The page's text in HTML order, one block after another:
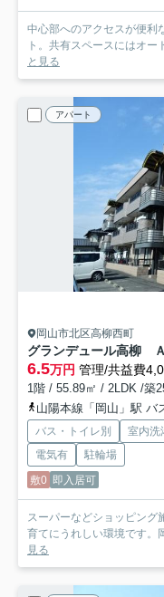
中心部へのアクセスが便利
ト。共有スペースにはオ
と見る
アパート
岡山市北区高柳西町
グランデュール高柳 Ａ
6.5万円 管理/共益費
1階 / 55.89㎡ / 2LDK /築
山陽本線「岡山」駅 バ
バス・トイレ別 室内洗
電気有
駐輪場
敷0 即入居可
スーパーなどショッピング
育てにうれしい環境です。
見る